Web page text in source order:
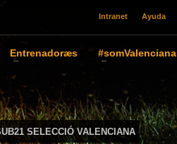
Intranet Ayuda
Entrenadoræs #somValenciana
SELECCIÓ VALENCIANA